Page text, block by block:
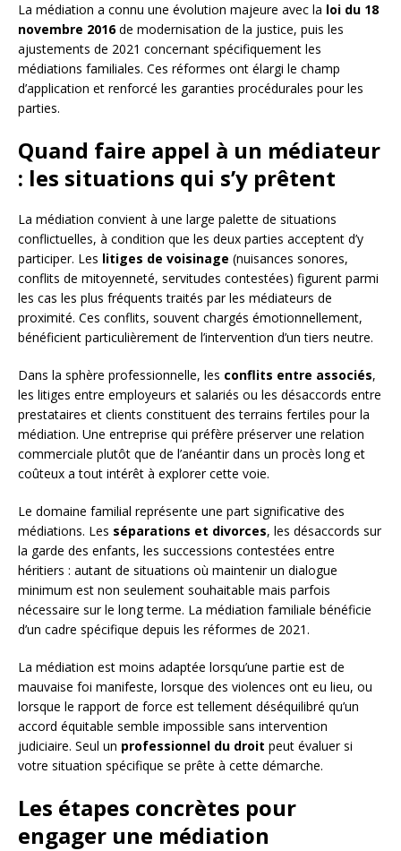
La médiation a connu une évolution majeure avec la loi du 18
novembre 2016de modernisation de la justice, puis les
ajustements de 2021 concernant spécifiquement les
médiations familiales. Ces réformes ont élargi le champ
d’application et renforcé les garanties procédurales pour les
parties.
Quand faire appel à un médiateur
: les situations qui s’y prêtent
La médiation convient à une large palette de situations
conflictuelles, à condition que les deux parties acceptent d’y
participer. Les litiges de voisinage (nuisances sonores,
conflits de mitoyenneté, servitudes contestées) figurent parmi
les cas les plus fréquents traités par les médiateurs de
proximité. Ces conflits, souvent chargés émotionnellement,
bénéficient particulièrement de l’intervention d’un tiers neutre.
Dans la sphère professionnelle, les conflits entre associés,
les litiges entre employeurs et salariés ou les désaccords entre
prestataires et clients constituent des terrains fertiles pour la
médiation. Une entreprise qui préfère préserver une relation
commerciale plutôt que de l’anéantir dans un procès long et
coûteux a tout intérêt à explorer cette voie.
Le domaine familial représente une part significative des
médiations. Les séparations et divorces, les désaccords sur
la garde des enfants, les successions contestées entre
héritiers : autant de situations où maintenir un dialogue
minimum est non seulement souhaitable mais parfois
nécessaire sur le long terme. La médiation familiale bénéficie
d’un cadre spécifique depuis les réformes de 2021.
La médiation est moins adaptée lorsqu’une partie est de
mauvaise foi manifeste, lorsque des violences ont eu lieu, ou
lorsque le rapport de force est tellement déséquilibré qu’un
accord équitable semble impossible sans intervention
judiciaire. Seul un professionnel du droit peut évaluer si
votre situation spécifique se prête à cette démarche.
Les étapes concrètes pour
engager une médiation